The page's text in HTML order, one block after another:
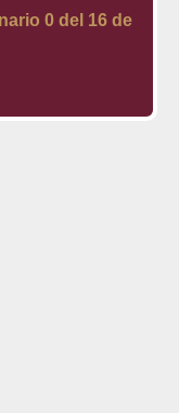
0 del 16 de